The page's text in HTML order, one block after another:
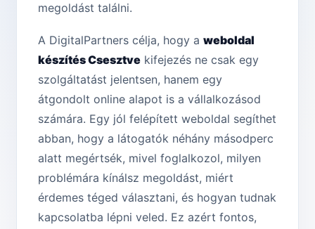
megoldást találni.
A DigitalPartners célja, hogy a weboldal
készítés Csesztve kifejezés ne csak egy
szolgáltatást jelentsen, hanem egy
átgondolt online alapot is a vállalkozásod
számára. Egy jól felépített weboldal segíthet
abban, hogy a látogatók néhány másodperc
alatt megértsék, mivel foglalkozol, milyen
problémára kínálsz megoldást, miért
érdemes téged választani, és hogyan tudnak
kapcsolatba lépni veled. Ez azért fontos,